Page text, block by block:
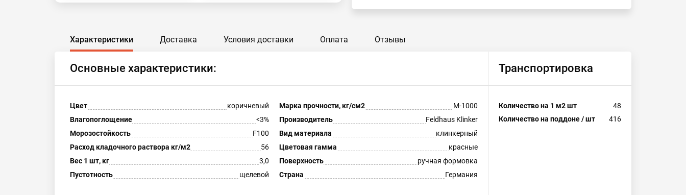
Характеристики Доставка Условия доставки Оплата Отзывы
Основные характеристики:
Цвет коричневый Марка прочности, кг/см2
М-1000
Влагопоглощение
<3% Производитель
Feldhaus Klinker
Морозостойкость
F100 Вид материала
клинкерный
Расход кладочного раствора кг/м2
56 Цветовая гамма
красные
Вес 1 шт, кг
3,0 Поверхность
ручная формовка
Пустотность
щелевой Страна Германия
Транспортировка
Количество на 1 м2 шт
48
Количество на поддоне / шт
416